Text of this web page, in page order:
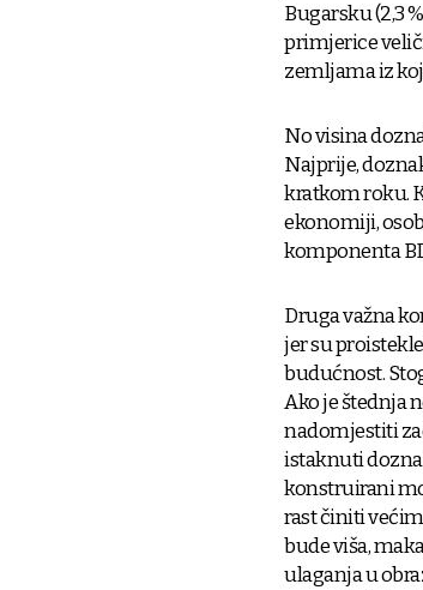
Bugarsku (2,3
primjerice
zemljama iz
No visina
Najprije,
kratkom roku.
ekonomiji,
komponenta
Druga važna
jer su
budućnost.
Ako je štednja
nadomjestiti
istaknuti
konstruirani
rast činiti
bude viša,
ulaganja u